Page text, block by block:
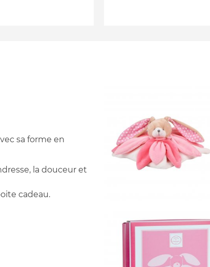
sa forme en
la douceur et
cadeau.